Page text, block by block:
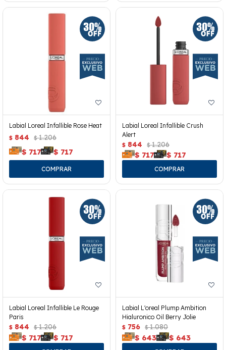
Labial Loreal Infallible Rose Heat
$ 844 $ 1.206
$ 717 $ 717
Labial Loreal Infallible Crush
Alert
$ 844 $ 1.206
$ 717 $ 717
Labial Loreal Infallible Le Rouge
Paris
$ 844 $ 1.206
$ 717 $ 717
Labial L'oreal Plump Ambition
Hialuronico Oil Berry Jolie
$ 756 $ 1.080
$ 643 $ 643